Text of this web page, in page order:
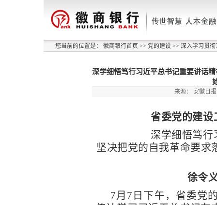
您当前的位置是： 徽商银行首页 >> 党的建设 >> 深入学习贯
深学细悟笃行习近平总书记重要讲话
来源： 安徽日